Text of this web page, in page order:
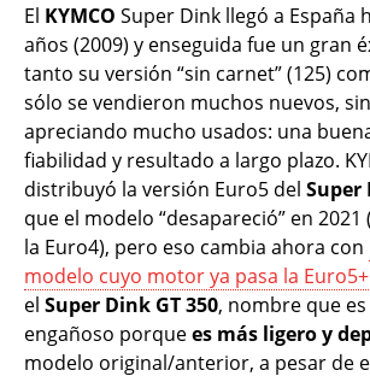
El KYMCO Super Dink llegó a España
años (2009) y enseguida fue un gran
tanto su versión “sin carnet” (125)
sólo se vendieron muchos nuevos,
apreciando mucho usados: una
fiabilidad y resultado a largo plazo.
distribuyó la versión Euro5 del Super
que el modelo “desapareció” en
la Euro4), pero eso cambia ahora con
modelo cuyo motor ya pasa la Euro5+
el Super Dink GT 350, nombre que
engañoso porquees más ligero y
modelo original/anterior, a pesar de